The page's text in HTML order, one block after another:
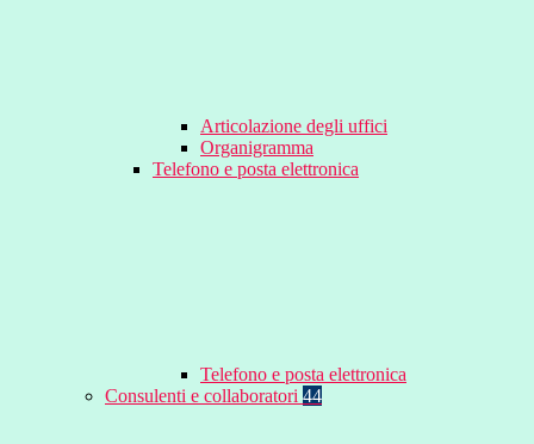
Articolazione degli uffici
Organigramma
Telefono e posta elettronica
Telefono e posta elettronica
Consulenti e collaboratori 44